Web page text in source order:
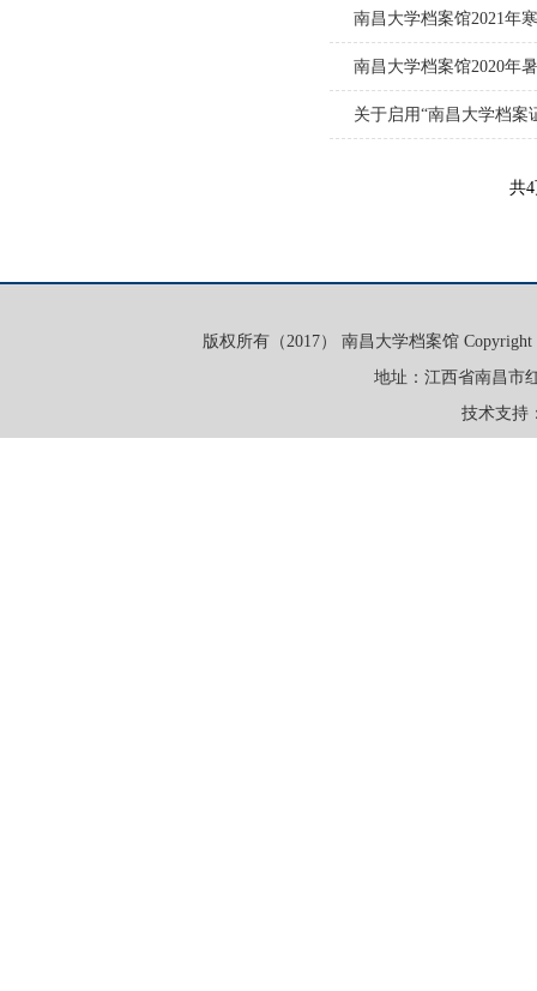
南昌大学档案馆2021年
南昌大学档案馆2020年
关于启用“南昌大学档案
共
版权所有（2017） 南昌大学档案馆 Copyright
地址：江西省南昌市
技术支持